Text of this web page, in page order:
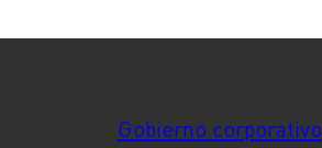
Gobierno corporativo